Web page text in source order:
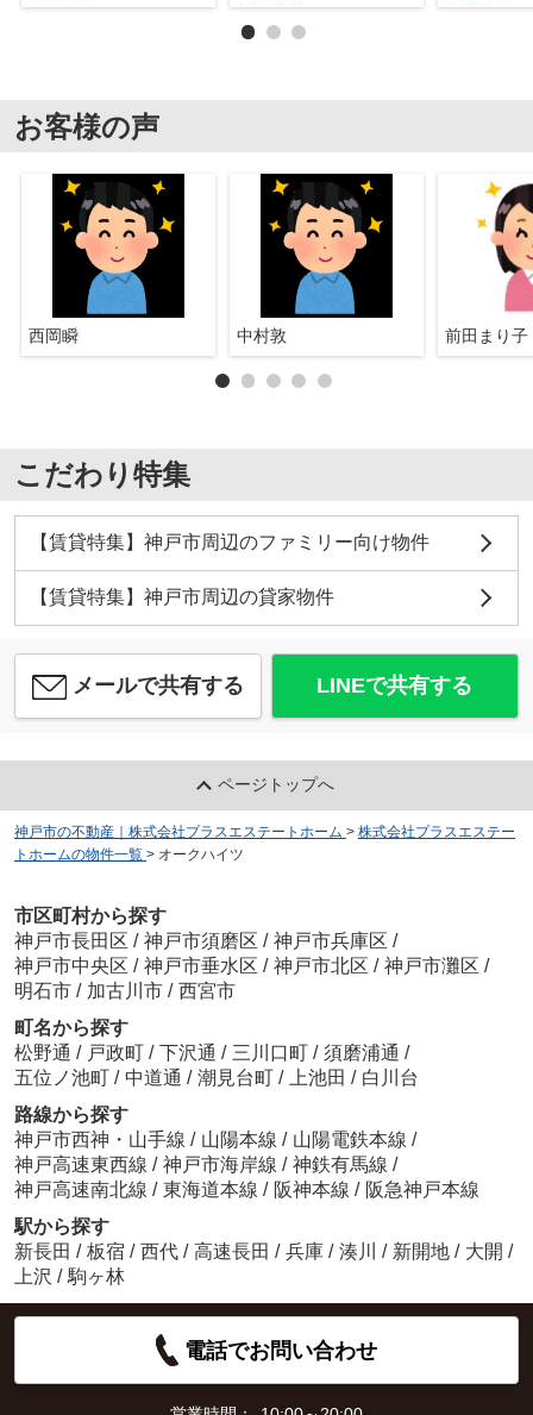
お客様の声
西岡瞬 中村敦 前田まり子
こだわり特集
【賃貸特集】神戸市周辺のファミリー向け物件
【賃貸特集】神戸市周辺の貸家物件
メールで共有する LINEで共有する
ページトップへ
神戸市の不動産｜株式会社プラスエステートホーム > 株式会社プラスエステー
トホームの物件一覧 > オークハイツ
市区町村から探す
神戸市長田区 / 神戸市須磨区 / 神戸市兵庫区 /
神戸市中央区 / 神戸市垂水区 / 神戸市北区 / 神戸市灘区 /
明石市 / 加古川市 / 西宮市
町名から探す
松野通 / 戸政町 / 下沢通 / 三川口町 / 須磨浦通 /
五位ノ池町 / 中道通 / 潮見台町 / 上池田 / 白川台
路線から探す
神戸市西神・山手線 / 山陽本線 / 山陽電鉄本線 /
神戸高速東西線 / 神戸市海岸線 / 神鉄有馬線 /
神戸高速南北線 / 東海道本線 / 阪神本線 / 阪急神戸本線
駅から探す
新長田 / 板宿 / 西代 / 高速長田 / 兵庫 / 湊川 / 新開地 / 大開 /
上沢 / 駒ヶ林
電話でお問い合わせ